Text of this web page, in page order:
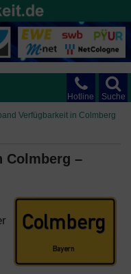
Suche
Hotline
Verfügbarkeit in Colmberg
Colmberg –